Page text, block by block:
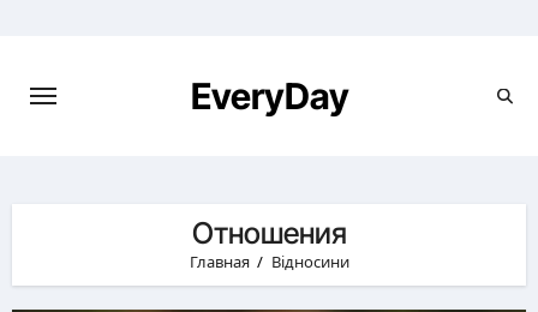
EveryDay
Отношения
Главная Відносини